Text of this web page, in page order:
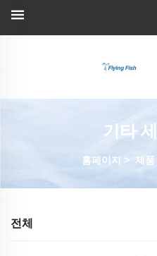
기타
홈페이지 > 제품
전체